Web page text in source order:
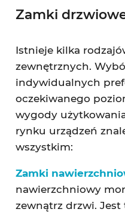
Zamki
Istnieje kilka
zewnętrznych.
indywidualnych
oczekiwanego
wygody
rynku urządzeń
wszystkim:
Zamki
nawierzchniowy
zewnątrz drzwi.